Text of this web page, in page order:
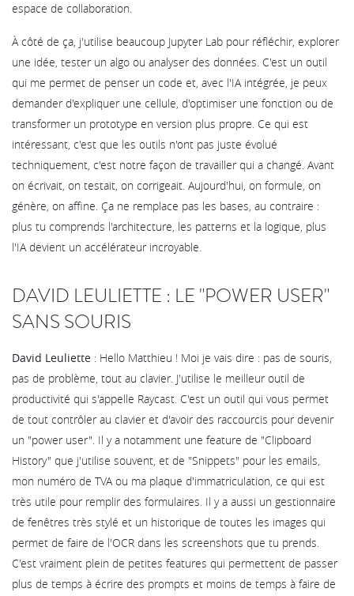
espace de collaboration.
À côté de ça, j'utilise beaucoup Jupyter Lab pour réfléchir, explorer
une idée, tester un algo ou analyser des données. C'est un outil
qui me permet de penser un code et, avec l'IA intégrée, je peux
demander d'expliquer une cellule, d'optimiser une fonction ou de
transformer un prototype en version plus propre. Ce qui est
intéressant, c'est que les outils n'ont pas juste évolué
techniquement, c'est notre façon de travailler qui a changé. Avant
on écrivait, on testait, on corrigeait. Aujourd'hui, on formule, on
génère, on affine. Ça ne remplace pas les bases, au contraire :
plus tu comprends l'architecture, les patterns et la logique, plus
l'IA devient un accélérateur incroyable.
DAVID LEULIETTE : LE "POWER USER"
SANS SOURIS
David Leuliette : Hello Matthieu ! Moi je vais dire : pas de souris,
pas de problème, tout au clavier. J'utilise le meilleur outil de
productivité qui s'appelle Raycast. C'est un outil qui vous permet
de tout contrôler au clavier et d'avoir des raccourcis pour devenir
un "power user". Il y a notamment une feature de "Clipboard
History" que j'utilise souvent, et de "Snippets" pour les emails,
mon numéro de TVA ou ma plaque d'immatriculation, ce qui est
très utile pour remplir des formulaires. Il y a aussi un gestionnaire
de fenêtres très stylé et un historique de toutes les images qui
permet de faire de l'OCR dans les screenshots que tu prends.
C'est vraiment plein de petites features qui permettent de passer
plus de temps à écrire des prompts et moins de temps à faire de